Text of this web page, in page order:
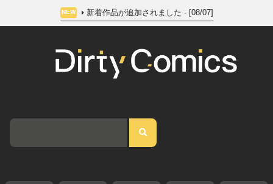
NEW 新着作品が追加されました - [08/07]